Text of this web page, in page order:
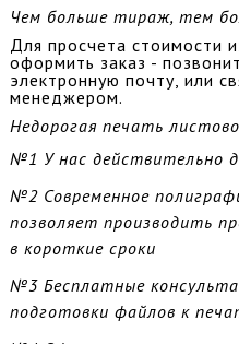
Чем больше тираж, тем
Для просчета стоимости
оформить заказ -
электронную почту, или
менеджером.
Недорогая печать
№1 У нас действительно
№2 Современное
позволяет производить
в короткие сроки
№3 Бесплатные
подготовки файлов к